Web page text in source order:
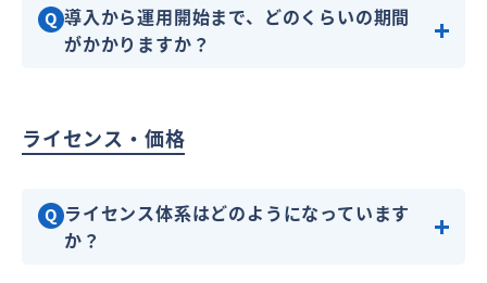
Q 導入から運用開始まで、どのくらいの期間
がかかりますか？
ライセンス・価格
Q ライセンス体系はどのようになっています
か？